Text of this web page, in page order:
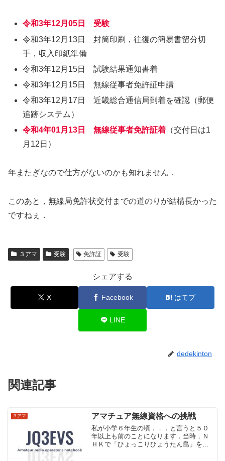
令和3年12月05日 受験
令和3年12月13日 封筒印刷，往復の簡易書留分切
手，収入印紙準備
令和3年12月15日 試験結果通知書着
令和3年12月15日 無線従事者免許証申請
令和3年12月17日 近畿総合通信局到着を確認（郵便
追跡システム）
令和4年01月13日 無線従事者免許証着 （交付日は1
月12日）
年またぎなので仕方がないのかも知れません．
このあと，無線局免許状交付までの道のりが結構長かった
ですねぇ．
３アマ 受験 免許証 受験
シェアする
X Facebook はてブ
LINE
dedekinton
関連記事
３アマ アマチュア無線資格への挑戦
私が小学６年生の頃．．．と言うと５０
年以上も前のことになります．当時，Ｎ
ＨＫで「ひょっこりひょうたん島」をや